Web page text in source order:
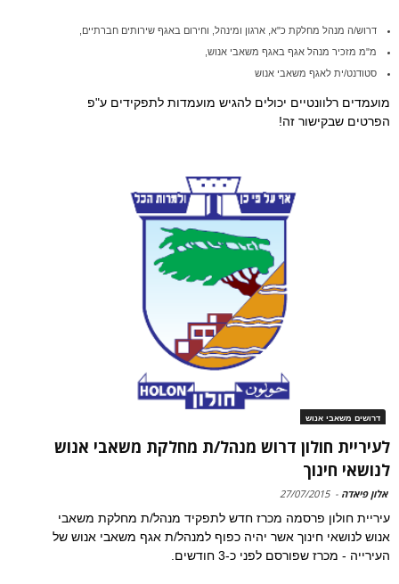
דרוש/ה מנהל מחלקת כ"א, ארגון ומינהל, וחירום באגף שירותים חברתיים,
מ"מ מזכיר מנהל אגף באגף משאבי אנוש,
סטודנט/ית לאגף משאבי אנוש
מועמדים רלוונטיים יכולים להגיש מועמדות לתפקידים ע"פ
הפרטים שבקישור זה!
דרושים משאבי אנוש
לעיריית חולון דרוש מנהל/ת מחלקת משאבי אנוש
לנושאי חינוך
אלון פיאדה -
27/07/2015
עיריית חולון פרסמה מכרז חדש לתפקיד מנהל/ת מחלקת משאבי
אנוש לנושאי חינוך אשר יהיה כפוף למנהל/ת אגף משאבי אנוש של
העירייה - מכרז שפורסם לפני כ-3 חודשים.